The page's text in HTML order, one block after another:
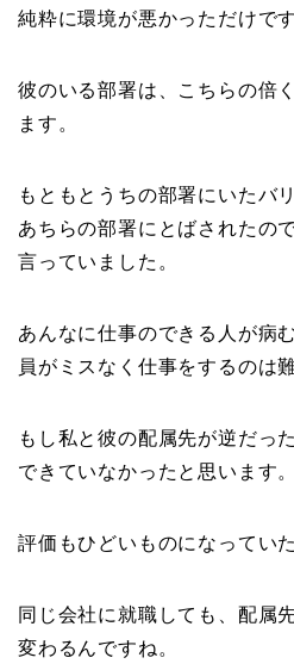
純粋に環境が悪かっただけです
彼のいる部署は、こちらの倍
ます。
もともとうちの部署にいたバ
あちらの部署にとばされたの
言っていました。
あんなに仕事のできる人が病
員がミスなく仕事をするのは
もし私と彼の配属先が逆だっ
できていなかったと思います。
評価もひどいものになってい
同じ会社に就職しても、配属
変わるんですね。